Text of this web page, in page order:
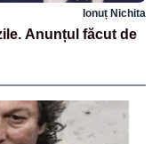
Ionuț Nichita
Anunțul făcut de